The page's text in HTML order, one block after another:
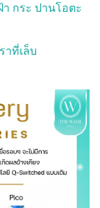
า กระ ปานโอตะ
าที่เล็บ